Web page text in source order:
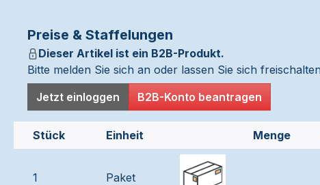
Preise & Staffelungen
Dieser Artikel ist ein B2B-Produkt.
Bitte melden Sie sich an oder lassen Sie sich
Jetzt einloggen
B2B-Konto beantragen
Stück Einheit Menge
1 Paket